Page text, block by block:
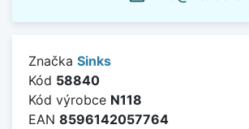
Značka Sinks
Kód 58840
Kód výrobce N118
EAN 8596142057764